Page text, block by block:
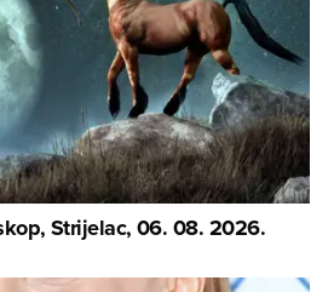
Strijelac, 06. 08. 2026.